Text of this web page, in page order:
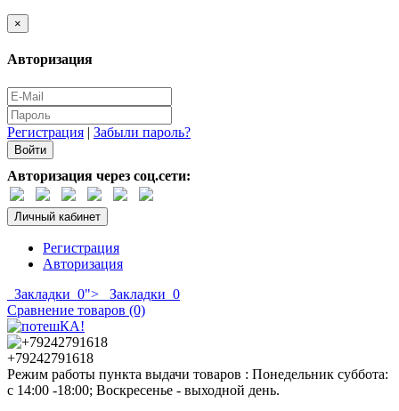
×
Авторизация
Регистрация | Забыли пароль?
Авторизация через соц.сети:
Личный кабинет
Регистрация
Авторизация
Закладки 0"> Закладки 0
Сравнение товаров (0)
+79242791618
Режим работы пункта выдачи товаров : Понедельник суббота:
с 14:00 -18:00; Воскресенье - выходной день.